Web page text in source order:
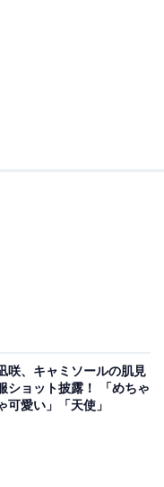
咲、キャミソールの肌見
ショット披露！ 「めちゃ
可愛い」「天使」